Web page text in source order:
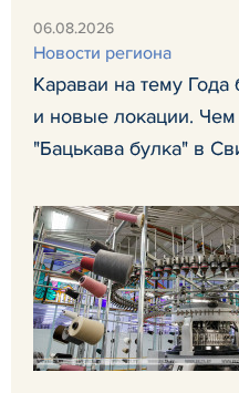
06.08.2026
Новости региона
Караваи на тему
и новые локации.
"Бацькава булка" в